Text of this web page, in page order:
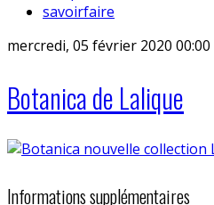
savoirfaire
mercredi, 05 février 2020 00:00
Botanica de Lalique
Informations supplémentaires